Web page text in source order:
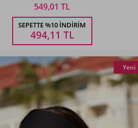
Beden Seçiniz
STANDART
549,01 TL
SEPETTE %10 İNDIRIM
494,11 TL
Yeni